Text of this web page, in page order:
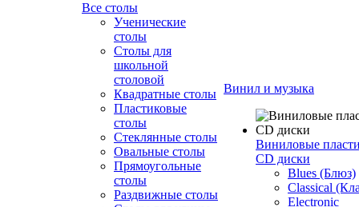
Все столы
Ученические
столы
Столы для
школьной
столовой
Квадратные столы
Пластиковые
столы
Стеклянные столы
Овальные столы
Прямоугольные
столы
Раздвижные столы
Винил и музыка
Виниловые
CD диски
Blues (Блюз)
Classical
Electronic